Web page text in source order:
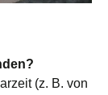
(z. B. von